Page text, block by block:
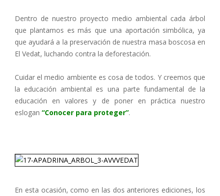
Dentro de nuestro proyecto medio ambiental cada árbol
que plantamos es más que una aportación simbólica, ya
que ayudará a la preservación de nuestra masa boscosa en
El Vedat, luchando contra la deforestación.
Cuidar el medio ambiente es cosa de todos. Y creemos que
la educación ambiental es una parte fundamental de la
educación en valores y de poner en práctica nuestro
eslogan “Conocer para proteger”.
En esta ocasión, como en las dos anteriores ediciones, los